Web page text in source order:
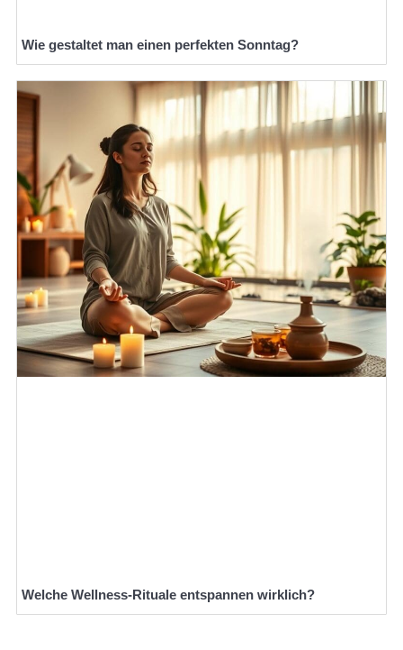
Wie gestaltet man einen perfekten Sonntag?
Welche Wellness-Rituale entspannen wirklich?